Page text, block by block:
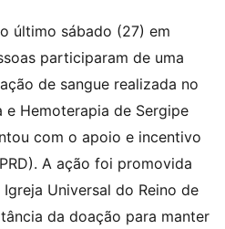
participaram de uma
de sangue realizada no
Hemoterapia de Sergipe
com o apoio e incentivo
A ação foi promovida
Universal do Reino de
da doação para manter